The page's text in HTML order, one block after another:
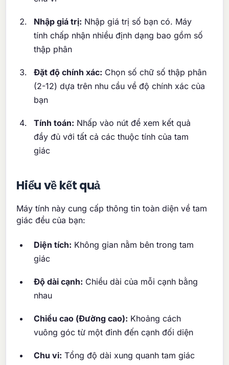
Nhập giá trị: Nhập giá trị số bạn có. Máy
tính chấp nhận nhiều định dạng bao gồm số
thập phân
Đặt độ chính xác: Chọn số chữ số thập phân
(2-12) dựa trên nhu cầu về độ chính xác của
bạn
Tính toán: Nhấp vào nút để xem kết quả
đầy đủ với tất cả các thuộc tính của tam
giác
Hiểu về kết quả
Máy tính này cung cấp thông tin toàn diện về tam
giác đều của bạn:
Diện tích: Không gian nằm bên trong tam
giác
Độ dài cạnh: Chiều dài của mỗi cạnh bằng
nhau
Chiều cao (Đường cao): Khoảng cách
vuông góc từ một đỉnh đến cạnh đối diện
Chu vi: Tổng độ dài xung quanh tam giác